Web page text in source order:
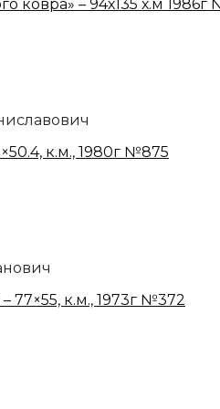
ковра» – 94х135 х.м 1986г
к.м., 1980г №875
77×55, к.м., 1973г №372